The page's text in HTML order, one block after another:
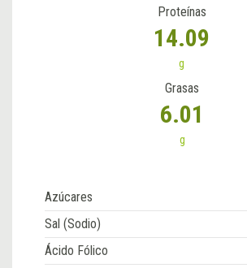
Proteínas
14.09
g
Grasas
6.01
g
Azúcares
Sal (Sodio)
Ácido Fólico